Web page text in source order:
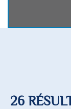
26